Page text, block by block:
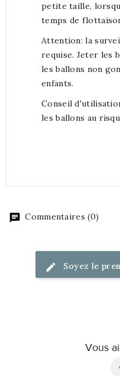
petite taille,
temps de
Attention: la
requise. Jeter les
les ballons non
enfants.
Conseil
les ballons au
Commentaires (0)
Soyez le
Vous